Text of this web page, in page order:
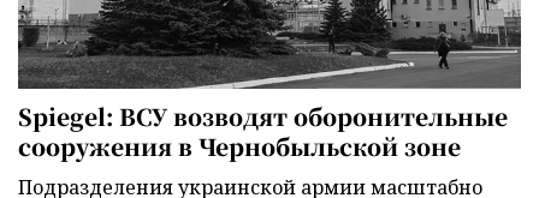
Spiegel: ВСУ возводят оборонительные
сооружения в Чернобыльской зоне
Подразделения украинской армии масштабно